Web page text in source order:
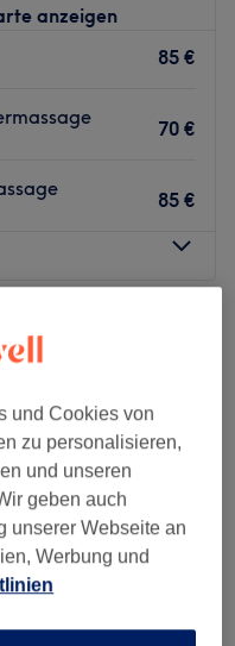
anzeigen
85 €
70 €
85 €
11:30– 21:30
11:30–21:30
12:00–20:30
bietet dir ein
Hier kannst du
einer Massage deiner
die Auszeit, die du
und Cookies von
zu personalisieren,
und unseren
geben auch
unserer Webseite an
Werbung und